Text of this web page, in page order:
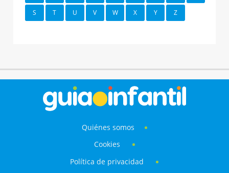
S T U V W X Y Z
Quiénes somos
Cookies
Política de privacidad